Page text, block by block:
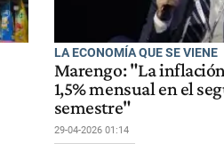
LA ECONOMÍA QUE SE VIENE
Marengo: "La
1,5% mensual en el
semestre"
29-04-2026 01:14